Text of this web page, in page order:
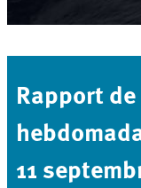
Rapport
11